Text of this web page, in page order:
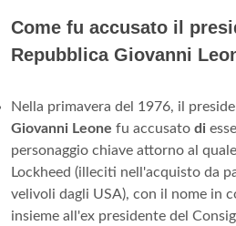
Come fu accusato il
Repubblica Giovanni
Nella primavera del 1976, il
Giovanni Leone fu accusato di
personaggio chiave attorno al
Lockheed (illeciti nell'acquisto da
velivoli dagli USA), con il nome in
insieme all'ex presidente del